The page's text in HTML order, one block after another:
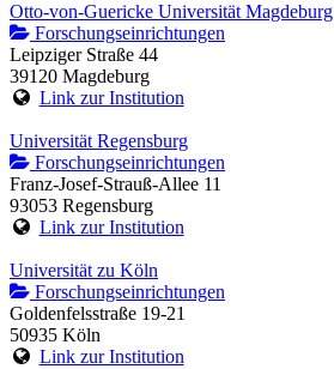
Otto-von-Guericke Universität Magdeburg
Forschungseinrichtungen
Leipziger Straße 44
39120 Magdeburg
Link zur Institution
Universität Regensburg
Forschungseinrichtungen
Franz-Josef-Strauß-Allee 11
93053 Regensburg
Link zur Institution
Universität zu Köln
Forschungseinrichtungen
Goldenfelsstraße 19-21
50935 Köln
Link zur Institution